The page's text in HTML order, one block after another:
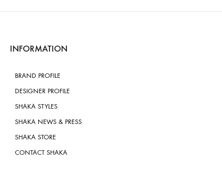
INFORMATION
BRAND PROFILE
DESIGNER PROFILE
SHAKA STYLES
SHAKA NEWS & PRESS
SHAKA STORE
CONTACT SHAKA